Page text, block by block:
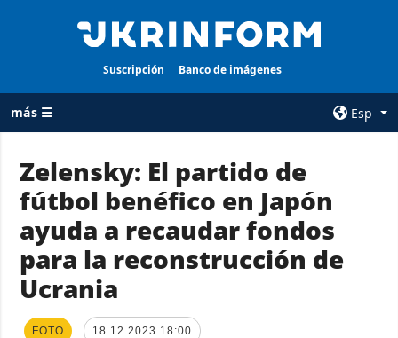
Suscripción Banco de imágenes
más ☰
Esp
TODAS LAS
CATEGORÍAS
Guerra
Reconstrucción
de Ucrania
Política
AGENCIA
sobre la agencia
contacto
Zelensky: El partido de
fútbol benéfico en Japón
ayuda a recaudar fondos
para la reconstrucción de
Ucrania
FOTO 18.12.2023 18:00